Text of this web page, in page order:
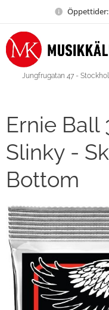
Öppettider:
Jungfrugatan 47 -
Ernie Ball
Slinky -
Bottom